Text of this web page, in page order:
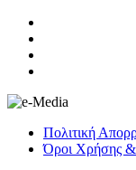
Πολιτική
Όροι Χρήσης